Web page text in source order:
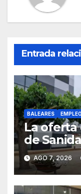
Entrada
BALEARES EMPLEO
La oferta
de
en 2026
AGO 7, 2026